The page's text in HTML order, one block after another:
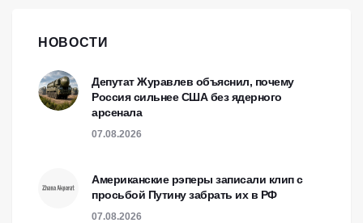
НОВОСТИ
Депутат Журавлев объяснил, почему
Россия сильнее США без ядерного
арсенала
07.08.2026
Американские рэперы записали клип с
просьбой Путину забрать их в РФ
07.08.2026